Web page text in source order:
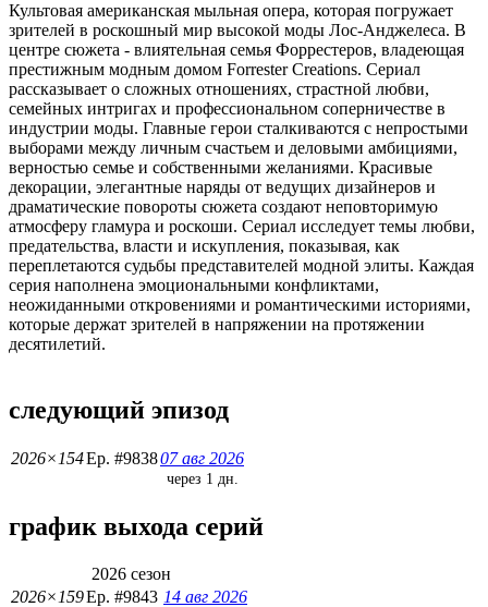
Культовая американская мыльная опера, которая погружает
зрителей в роскошный мир высокой моды Лос-Анджелеса. В
центре сюжета - влиятельная семья Форрестеров, владеющая
престижным модным домом Forrester Creations. Сериал
рассказывает о сложных отношениях, страстной любви,
семейных интригах и профессиональном соперничестве в
индустрии моды. Главные герои сталкиваются с непростыми
выборами между личным счастьем и деловыми амбициями,
верностью семье и собственными желаниями. Красивые
декорации, элегантные наряды от ведущих дизайнеров и
драматические повороты сюжета создают неповторимую
атмосферу гламура и роскоши. Сериал исследует темы любви,
предательства, власти и искупления, показывая, как
переплетаются судьбы представителей модной элиты. Каждая
серия наполнена эмоциональными конфликтами,
неожиданными откровениями и романтическими историями,
которые держат зрителей в напряжении на протяжении
десятилетий.
следующий эпизод
2026×154Ep. #983807 авг 2026
через 1 дн.
график выхода серий
2026 сезон
2026×159Ep. #9843 14 авг 2026